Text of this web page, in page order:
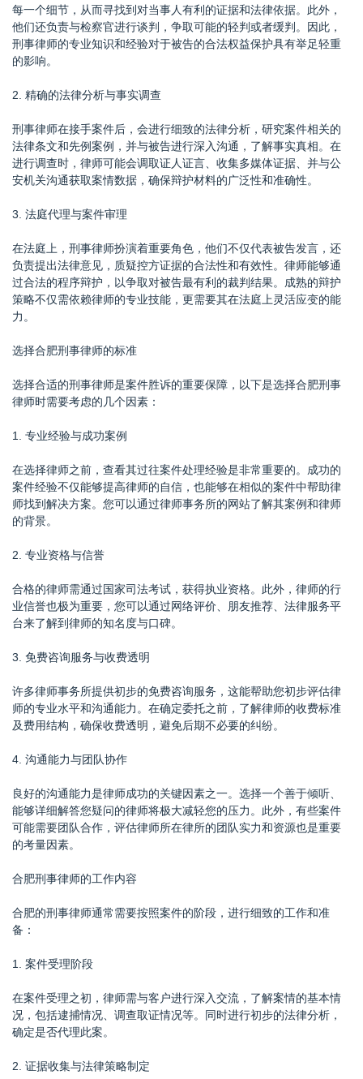
每一个细节，从而寻找到对当事人有利的证据和法律依据。此外，
他们还负责与检察官进行谈判，争取可能的轻判或者缓判。因此，
刑事律师的专业知识和经验对于被告的合法权益保护具有举足轻重
的影响。
2. 精确的法律分析与事实调查
刑事律师在接手案件后，会进行细致的法律分析，研究案件相关的
法律条文和先例案例，并与被告进行深入沟通，了解事实真相。在
进行调查时，律师可能会调取证人证言、收集多媒体证据、并与公
安机关沟通获取案情数据，确保辩护材料的广泛性和准确性。
3. 法庭代理与案件审理
在法庭上，刑事律师扮演着重要角色，他们不仅代表被告发言，还
负责提出法律意见，质疑控方证据的合法性和有效性。律师能够通
过合法的程序辩护，以争取对被告最有利的裁判结果。成熟的辩护
策略不仅需依赖律师的专业技能，更需要其在法庭上灵活应变的能
力。
选择合肥刑事律师的标准
选择合适的刑事律师是案件胜诉的重要保障，以下是选择合肥刑事
律师时需要考虑的几个因素：
1. 专业经验与成功案例
在选择律师之前，查看其过往案件处理经验是非常重要的。成功的
案件经验不仅能够提高律师的自信，也能够在相似的案件中帮助律
师找到解决方案。您可以通过律师事务所的网站了解其案例和律师
的背景。
2. 专业资格与信誉
合格的律师需通过国家司法考试，获得执业资格。此外，律师的行
业信誉也极为重要，您可以通过网络评价、朋友推荐、法律服务平
台来了解到律师的知名度与口碑。
3. 免费咨询服务与收费透明
许多律师事务所提供初步的免费咨询服务，这能帮助您初步评估律
师的专业水平和沟通能力。在确定委托之前，了解律师的收费标准
及费用结构，确保收费透明，避免后期不必要的纠纷。
4. 沟通能力与团队协作
良好的沟通能力是律师成功的关键因素之一。选择一个善于倾听、
能够详细解答您疑问的律师将极大减轻您的压力。此外，有些案件
可能需要团队合作，评估律师所在律所的团队实力和资源也是重要
的考量因素。
合肥刑事律师的工作内容
合肥的刑事律师通常需要按照案件的阶段，进行细致的工作和准
备：
1. 案件受理阶段
在案件受理之初，律师需与客户进行深入交流，了解案情的基本情
况，包括逮捕情况、调查取证情况等。同时进行初步的法律分析，
确定是否代理此案。
2. 证据收集与法律策略制定